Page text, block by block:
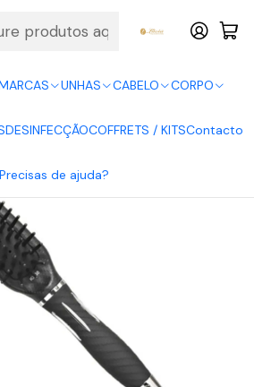
UNHAS CABELO CORPO
DESINFECÇÃOCOFFRETS / KITSContacto
Precisas de ajuda?
later with Klarna.